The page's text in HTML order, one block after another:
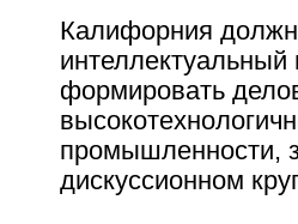
Калифорния
формировать
промышленности,
дискуссионном